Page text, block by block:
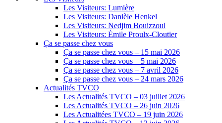
Les Visiteurs: Lumière
Les Visiteurs: Danièle Henkel
Les Visiteurs: Nedjim Bouizzoul
Les Visiteurs: Émile Proulx-Cloutier
Ça se passe chez vous
Ça se passe chez vous – 15 mai 2026
Ça se passe chez vous – 5 mai 2026
Ça se passe chez vous – 7 avril 2026
Ça se passe chez vous – 24 mars 2026
Actualités TVCO
Les Actualités TVCO – 03 juillet 2026
Les Actualités TVCO – 26 juin 2026
Les Actualitées TVCO – 19 juin 2026